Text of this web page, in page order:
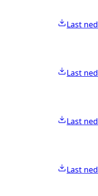
Last ned
Last ned
Last ned
Last ned